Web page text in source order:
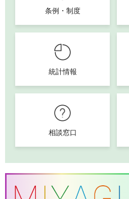
条例・制度
統計情報
相談窓口